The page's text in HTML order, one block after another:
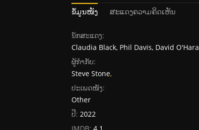
ຂໍ້ມູນໜັງ ສະແດງຄວາມຄິດເຫັນ
ນັກສະແດງ:
Claudia Black, Phil Davis, David O'Hara
ຜູ້ກໍາກັບ:
Steve Stone,
ປະເພດໜັງ:
Other
ປີ: 2022
IMDB: 4.1